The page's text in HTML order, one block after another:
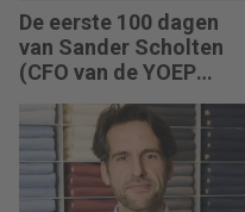
De eerste 100 dagen
van Sander Scholten
(CFO van de YOEP
Groep): “Financiële
sturing werkt pas echt
als mensen begrijpen
waarom keuzes nodig
zijn.”